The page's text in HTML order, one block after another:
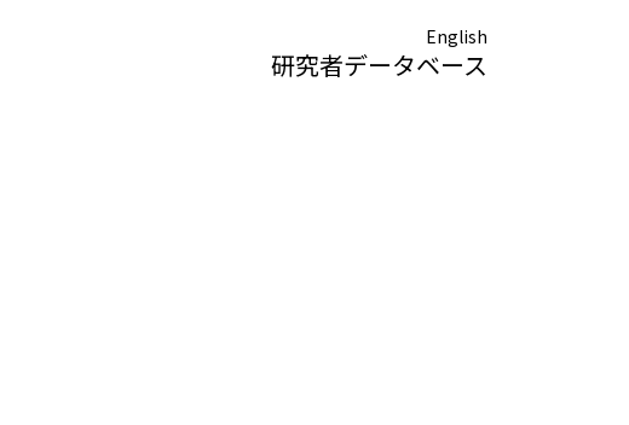
English
研究者データベース